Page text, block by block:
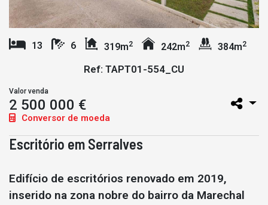
13 6 319m2 242m2 384m2
Ref: TAPT01-554_CU
Valor venda
2 500 000 €
Conversor de moeda
Escritório em Serralves
Edifício de escritórios renovado em 2019,
inserido na zona nobre do bairro da Marechal